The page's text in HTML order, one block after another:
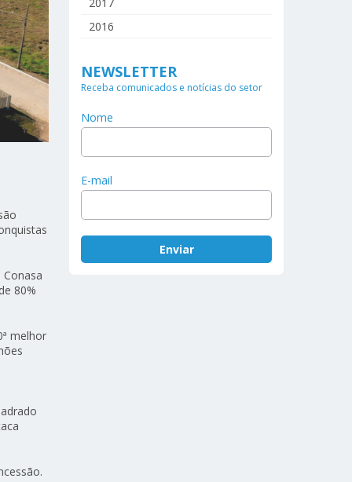
80%
melhor
2016
NEWSLETTER
Receba comunicados e notícias do setor
Nome
E-mail